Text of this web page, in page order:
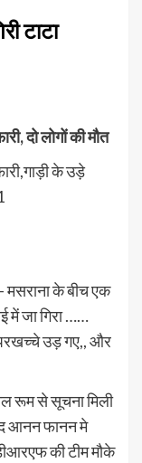
टाटा
दो लोगों की मौत
के उड़े
मसराना के बीच एक
में जा गिरा ……
परखच्चे उड़ गए,, और
रूम से सूचना मिली
आनन फानन मे
की टीम मौके